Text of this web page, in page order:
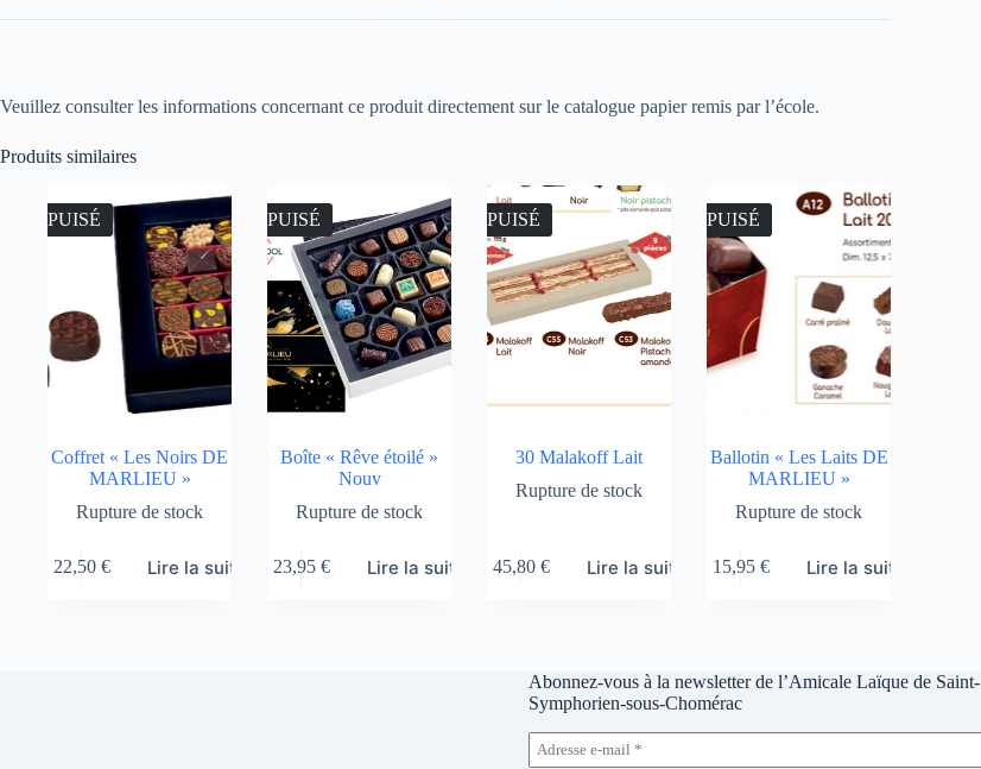
Veuillez consulter les informations concernant ce produit directement sur le catalogue papier remis par l’école.
Produits similaires
ÉPUISÉ
Coffret « Les Noirs DE
MARLIEU »
Rupture de stock
22,50 € Lire la suite
ÉPUISÉ
Boîte « Rêve étoilé »
Nouv
Rupture de stock
23,95 € Lire la suite
ÉPUISÉ
30 Malakoff Lait
Rupture de stock
45,80 € Lire la suite
ÉPUISÉ
Ballotin « Les Laits DE
MARLIEU »
Rupture de stock
15,95 € Lire la suite
Abonnez-vous à la newsletter de l’Amicale Laïque de Saint-
Symphorien-sous-Chomérac